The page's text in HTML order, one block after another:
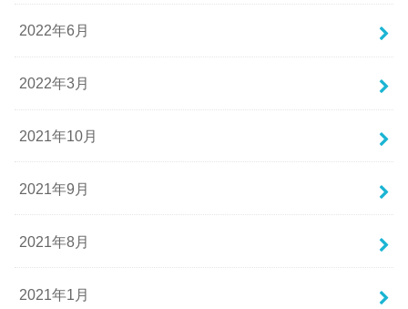
2022年6月
2022年3月
2021年10月
2021年9月
2021年8月
2021年1月